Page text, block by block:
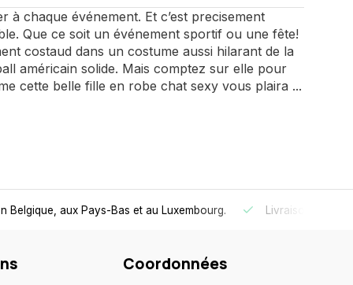
chaque événement. Et c’est precisement
Que ce soit un événement sportif ou une fête!
costaud dans un costume aussi hilarant de la
américain solide. Mais comptez sur elle pour
cette belle fille en robe chat sexy vous plaira ...
et de confort. Livraison ultra-rapide au Benelux
Coordonnées